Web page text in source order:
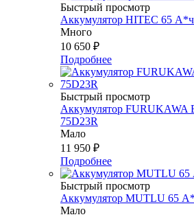
Быстрый просмотр
Аккумулятор HITEC 65
Много
10 650 ₽
Подробнее
Быстрый просмотр
Аккумулятор FURUKAWA
75D23R
Мало
11 950 ₽
Подробнее
Быстрый просмотр
Аккумулятор MUTLU 65
Мало